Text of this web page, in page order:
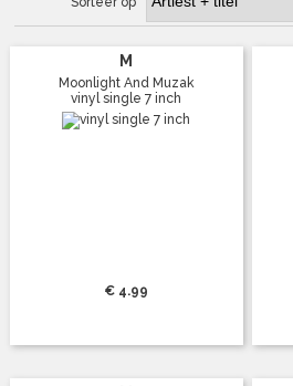
M
Moonlight And Muzak
vinyl single 7 inch
€ 4.99